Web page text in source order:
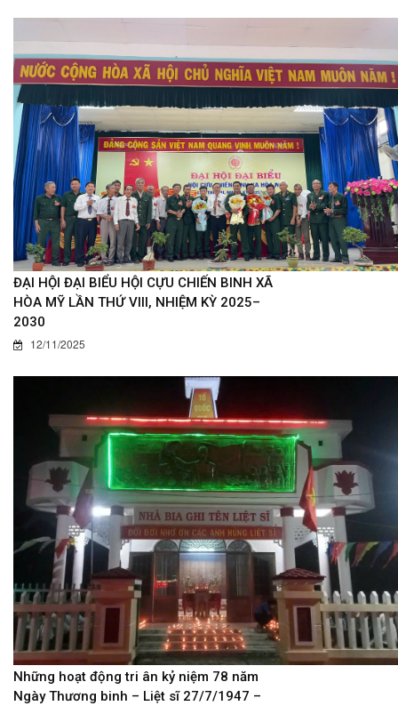
ĐẠI HỘI ĐẠI BIỂU HỘI CỰU CHIẾN BINH XÃ
HÒA MỸ LẦN THỨ VIII, NHIỆM KỲ 2025–
2030
12/11/2025
Những hoạt động tri ân kỷ niệm 78 năm
Ngày Thương binh – Liệt sĩ 27/7/1947 –